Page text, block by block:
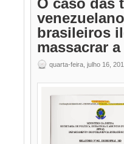
O caso das
brasileiros
massacrar
quarta-feira, julho 16,